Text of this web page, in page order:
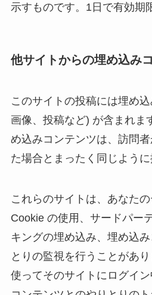
示すものです。1日で有効期
他サイトからの埋め込み
このサイトの投稿には埋め込
画像、投稿など) が含まれま
め込みコンテンツは、訪問
た場合とまったく同じように
これらのサイトは、あなたの
Cookie の使用、サードパー
キングの埋め込み、埋め込
とりの監視を行うことがあ
使ってそのサイトにログイ